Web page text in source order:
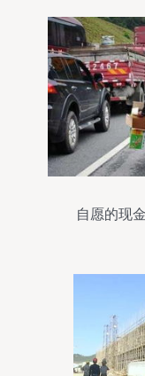
自愿的现